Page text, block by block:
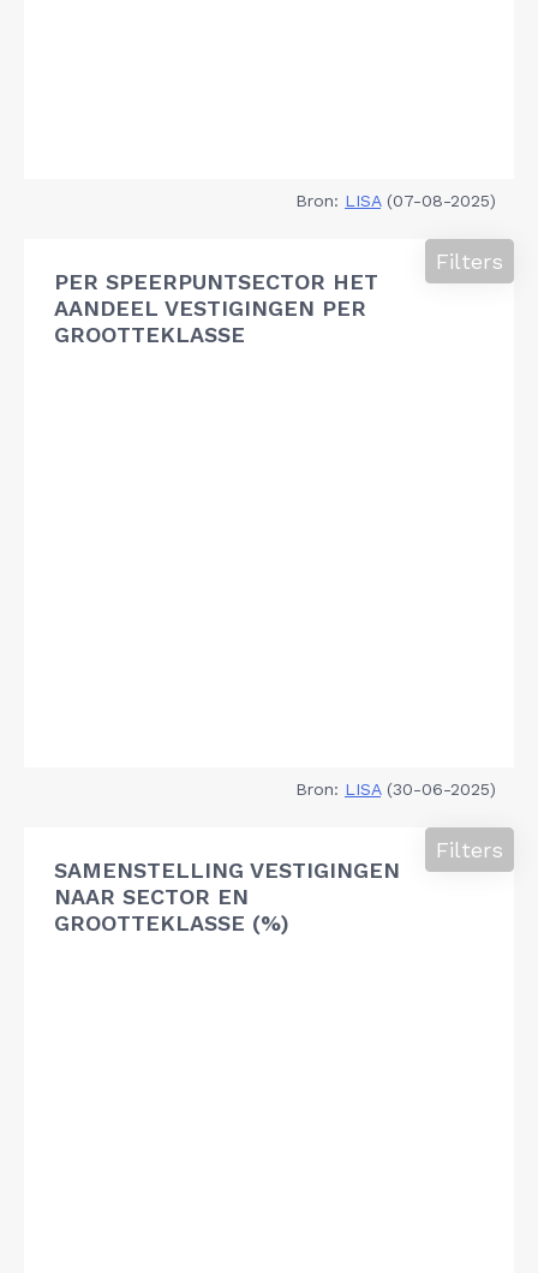
Bron: LISA(07-08-2025)
PER SPEERPUNTSECTOR HET
AANDEEL VESTIGINGEN PER
GROOTTEKLASSE
Filters
Bron: LISA(30-06-2025)
SAMENSTELLING VESTIGINGEN
NAAR SECTOR EN
GROOTTEKLASSE (%)
Filters